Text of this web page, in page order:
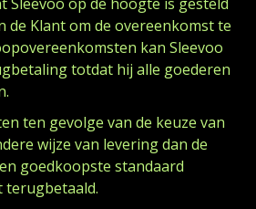
de Klant om de overeenkomst te
kan Sleevoo
totdat hij alle goederen
ten gevolge van de keuze van
wijze van levering dan de
goedkoopste standaard
terugbetaald.